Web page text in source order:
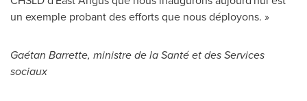
un exemple probant des efforts que nous déployons. »
Gaétan Barrette, ministre de la Santé et des Services
sociaux